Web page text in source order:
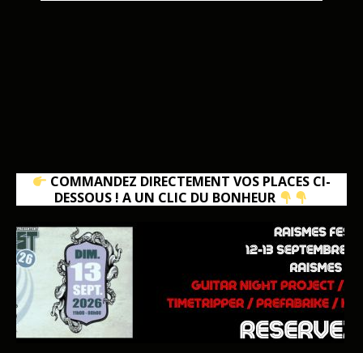
COMMANDEZ DIRECTEMENT VOS PLACES CI-
DESSOUS ! A UN CLIC DU BONHEUR